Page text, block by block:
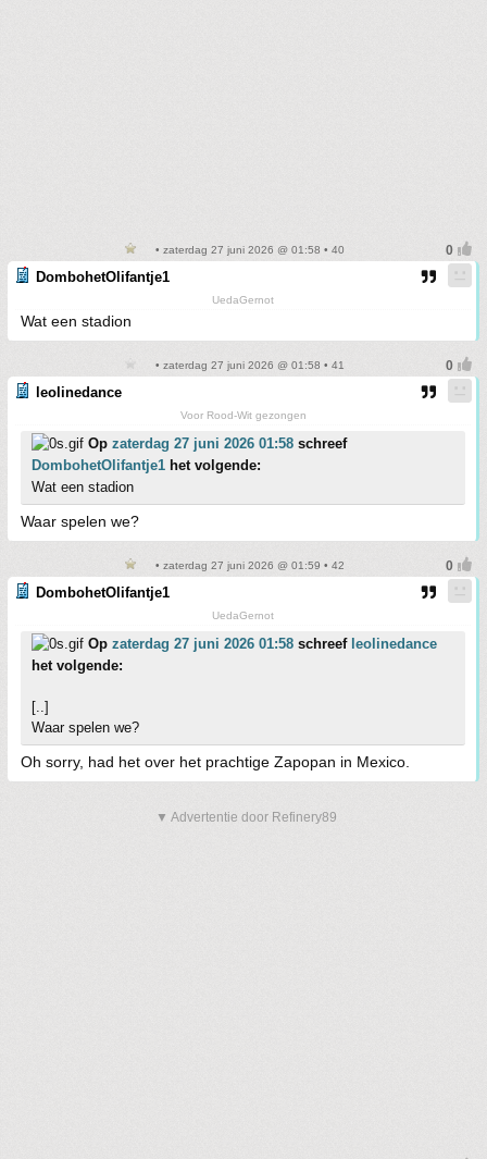
• zaterdag 27 juni 2026 @ 01:58 • 40
DombohetOlifantje1
UedaGernot
Wat een stadion
• zaterdag 27 juni 2026 @ 01:58 • 41
leolinedance
Voor Rood-Wit gezongen
Op zaterdag 27 juni 2026 01:58 schreef
DombohetOlifantje1 het volgende:
Wat een stadion
Waar spelen we?
• zaterdag 27 juni 2026 @ 01:59 • 42
DombohetOlifantje1
UedaGernot
Op zaterdag 27 juni 2026 01:58 schreef leolinedance
het volgende:
[..]
Waar spelen we?
Oh sorry, had het over het prachtige Zapopan in Mexico.
▼ Advertentie door Refinery89